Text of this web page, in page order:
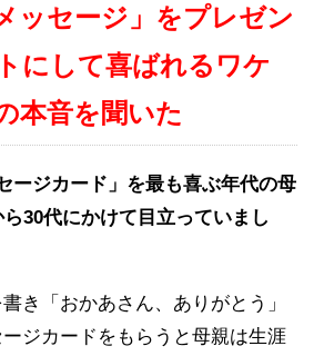
ッセージ」をプレゼン
にして喜ばれるワケ
本音を聞いた
ージカード」を最も喜ぶ年代の母
30代にかけて目立っていまし
き「おかあさん、ありがとう」
ジカードをもらうと母親は生涯